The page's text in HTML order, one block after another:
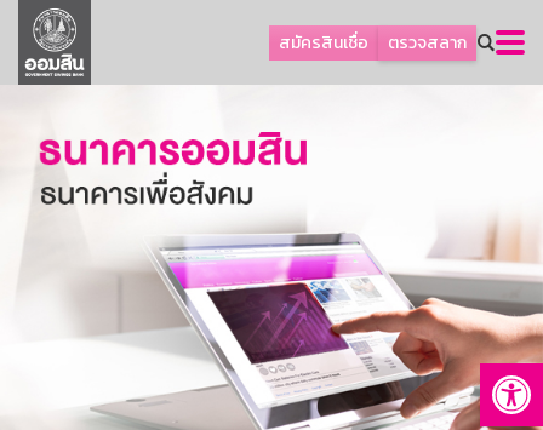
สมัครสินเชื่อ ตรวจสลาก
ลูกค้าธุรกิจ
ลูกค้าผู้ประกอบรายย่อย
ออมเพื่อสุข
เกี่ยวกับธนาคาร
การพัฒนาที่ยั่งยืน
บริการทางการเงิน
ติดต่อเรา